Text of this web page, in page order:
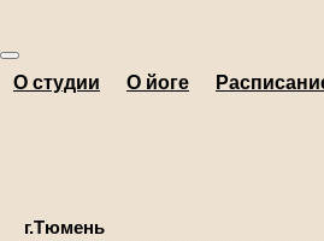
О студии О йоге
г.Тюмень